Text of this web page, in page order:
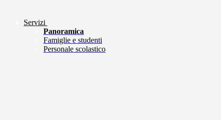
Servizi
Panoramica
Famiglie e studenti
Personale scolastico